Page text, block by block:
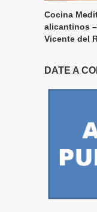
Cocina
alicantinos
Vicente del
DATE A